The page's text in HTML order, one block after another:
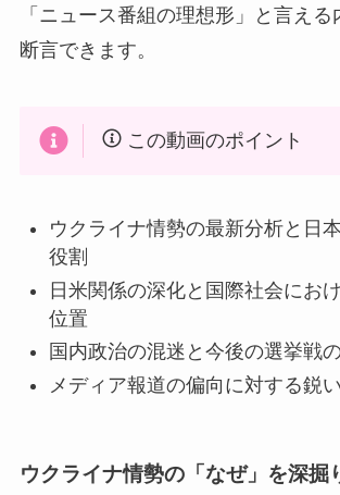
「ニュース番組の理想形」と言える
断言できます。
この動画のポイント
ウクライナ情勢の最新分析と日
役割
日米関係の深化と国際社会にお
位置
国内政治の混迷と今後の選挙戦
メディア報道の偏向に対する鋭
ウクライナ情勢の「なぜ」を深掘